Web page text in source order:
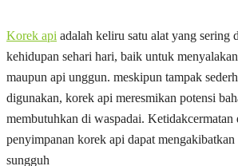
Korek api adalah keliru satu alat yang sering
kehidupan sehari hari, baik untuk
maupun api unggun. meskipun tampak
digunakan, korek api meresmikan potensi
membutuhkan di waspadai. Ketidakcermatan
penyimpanan korek api dapat
sungguh